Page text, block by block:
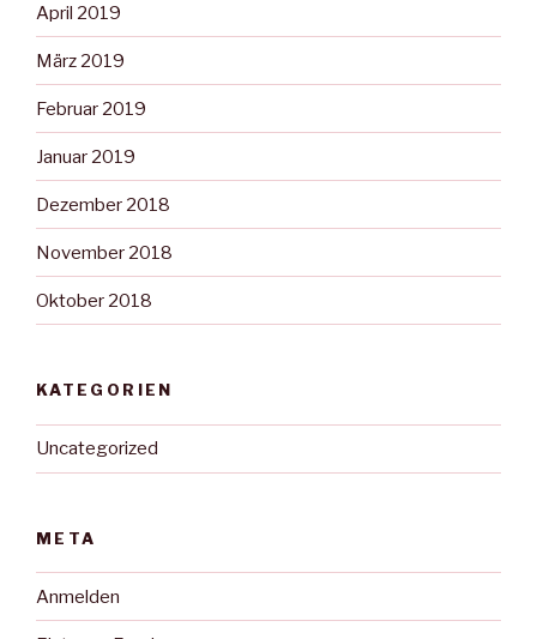
April 2019
März 2019
Februar 2019
Januar 2019
Dezember 2018
November 2018
Oktober 2018
KATEGORIEN
Uncategorized
META
Anmelden